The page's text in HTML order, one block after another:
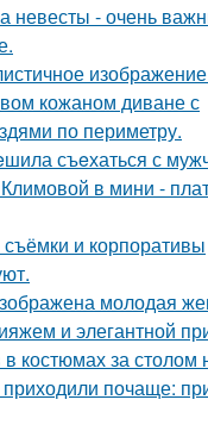
невесты - очень
кожаном диване с
по периметру.
съeхаться с
в мини -
и корпоративы
молодая
и элегантной
костюмах за столом
почаще: